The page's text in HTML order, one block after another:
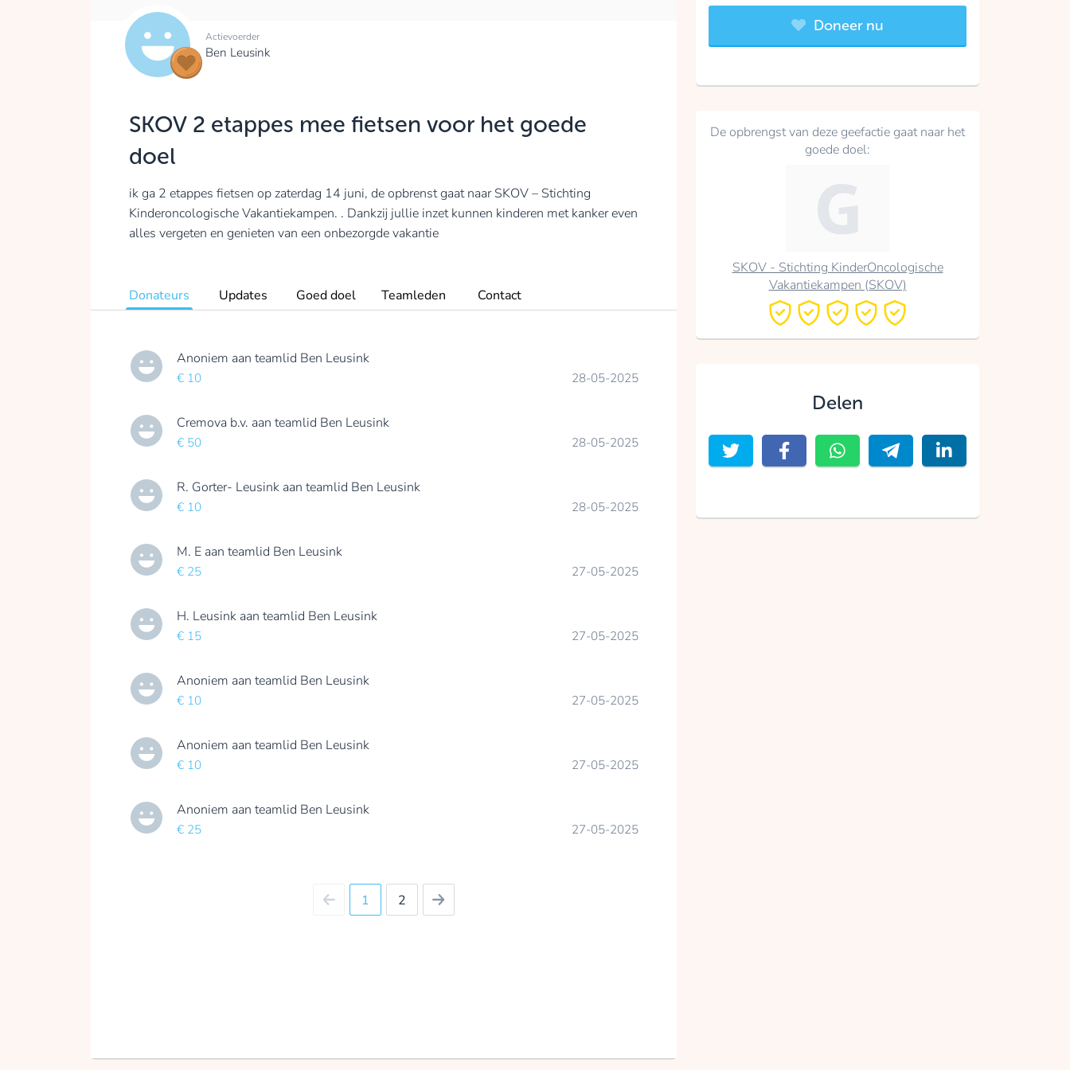
Actievoerder
Ben Leusink
SKOV 2 etappes mee fietsen voor het goede
doel
ik ga 2 etappes fietsen op zaterdag 14 juni, de opbrenst gaat naar SKOV – Stichting
Kinderoncologische Vakantiekampen. . Dankzij jullie inzet kunnen kinderen met kanker even
alles vergeten en genieten van een onbezorgde vakantie
Donateurs Updates Goed doel Teamleden Contact
Anoniem aan teamlid Ben Leusink
€ 10 28-05-2025
Cremova b.v. aan teamlid Ben Leusink
€ 50 28-05-2025
R. Gorter- Leusink aan teamlid Ben Leusink
€ 10 28-05-2025
M. E aan teamlid Ben Leusink
€ 25 27-05-2025
H. Leusink aan teamlid Ben Leusink
€ 15 27-05-2025
Anoniem aan teamlid Ben Leusink
€ 10 27-05-2025
Anoniem aan teamlid Ben Leusink
€ 10 27-05-2025
Anoniem aan teamlid Ben Leusink
€ 25 27-05-2025
1 2
Doneer nu
De opbrengst van deze geefactie gaat naar het
goede doel:
SKOV - Stichting KinderOncologische
Vakantiekampen (SKOV)
Delen